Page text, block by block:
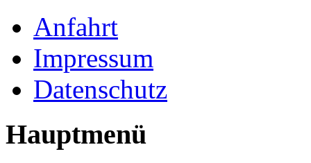
Anfahrt
Impressum
Datenschutz
Hauptmenü